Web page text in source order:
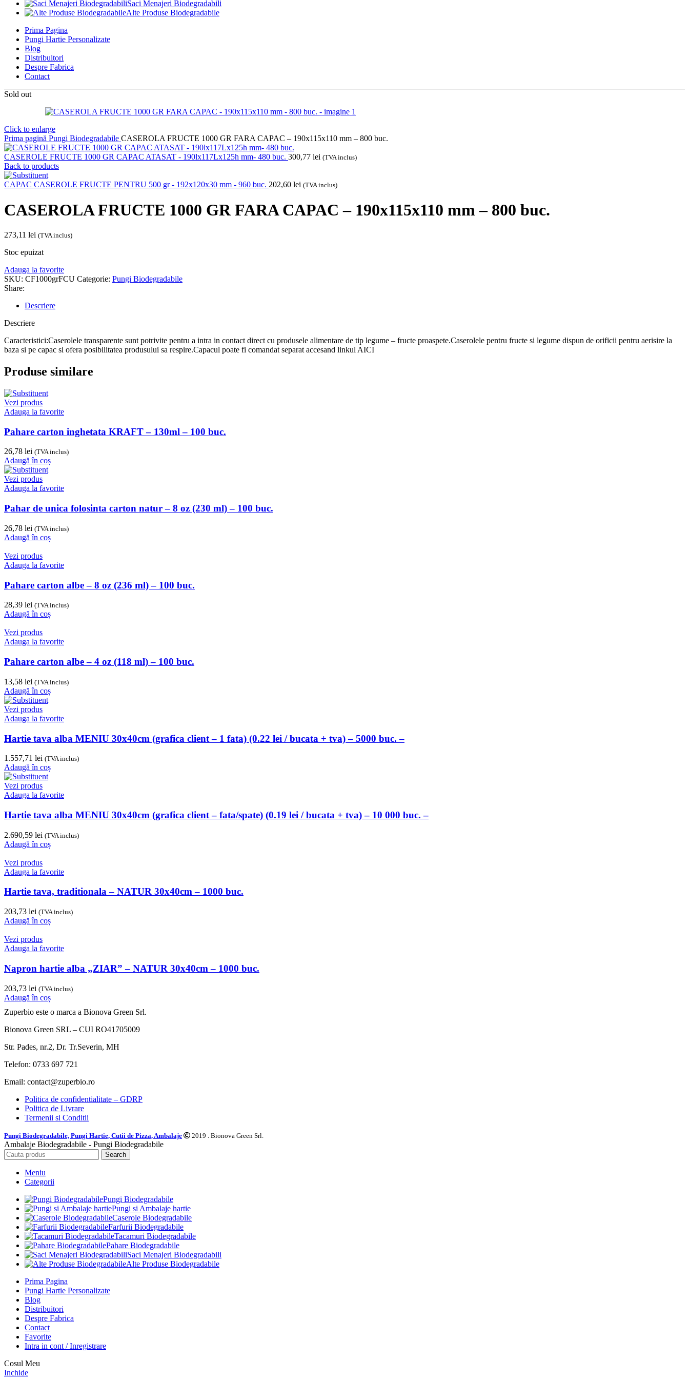
Saci Menajeri Biodegradabili
Alte Produse Biodegradabile
Prima Pagina
Pungi Hartie Personalizate
Blog
Distribuitori
Despre Fabrica
Contact
Sold out
Click to enlarge
Prima pagină Pungi Biodegradabile CASEROLA FRUCTE 1000 GR FARA CAPAC – 190x115x110 mm – 800 buc.
CASEROLE FRUCTE 1000 GR CAPAC ATASAT - 190lx117Lx125h mm- 480 buc. 300,77 lei (TVA inclus)
Back to products
CAPAC CASEROLE FRUCTE PENTRU 500 gr - 192х120х30 mm - 960 buc. 202,60 lei (TVA inclus)
CASEROLA FRUCTE 1000 GR FARA CAPAC – 190x115x110 mm – 800 buc.
273,11 lei (TVA inclus)
Stoc epuizat
Adauga la favorite
SKU: CF1000grFCU Categorie: Pungi Biodegradabile
Share:
Descriere
Descriere
Caracteristici:Caserolele transparente sunt potrivite pentru a intra in contact direct cu produsele alimentare de tip legume – fructe proaspete.Caserolele pentru fructe si legume dispun de orificii pentru aerisire la
baza si pe capac si ofera posibilitatea produsului sa respire.Capacul poate fi comandat separat accesand linkul AICI
Produse similare
Vezi produs
Adauga la favorite
Pahare carton inghetata KRAFT – 130ml – 100 buc.
26,78 lei (TVA inclus)
Adaugă în coș
Vezi produs
Adauga la favorite
Pahar de unica folosinta carton natur – 8 oz (230 ml) – 100 buc.
26,78 lei (TVA inclus)
Adaugă în coș
Vezi produs
Adauga la favorite
Pahare carton albe – 8 oz (236 ml) – 100 buc.
28,39 lei (TVA inclus)
Adaugă în coș
Vezi produs
Adauga la favorite
Pahare carton albe – 4 oz (118 ml) – 100 buc.
13,58 lei (TVA inclus)
Adaugă în coș
Vezi produs
Adauga la favorite
Hartie tava alba MENIU 30x40cm (grafica client – 1 fata) (0.22 lei / bucata + tva) – 5000 buc. –
1.557,71 lei (TVA inclus)
Adaugă în coș
Vezi produs
Adauga la favorite
Hartie tava alba MENIU 30x40cm (grafica client – fata/spate) (0.19 lei / bucata + tva) – 10 000 buc. –
2.690,59 lei (TVA inclus)
Adaugă în coș
Vezi produs
Adauga la favorite
Hartie tava, traditionala – NATUR 30x40cm – 1000 buc.
203,73 lei (TVA inclus)
Adaugă în coș
Vezi produs
Adauga la favorite
Napron hartie alba „ZIAR” – NATUR 30x40cm – 1000 buc.
203,73 lei (TVA inclus)
Adaugă în coș
Zuperbio este o marca a Bionova Green Srl.
Bionova Green SRL – CUI RO41705009
Str. Pades, nr.2, Dr. Tr.Severin, MH
Telefon: 0733 697 721
Email: contact@zuperbio.ro
Politica de confidentialitate – GDRP
Politica de Livrare
Termenii si Conditii
Pungi Biodegradabile, Pungi Hartie, Cutii de Pizza, Ambalaje 2019 . Bionova Green Srl.
Ambalaje Biodegradabile - Pungi Biodegradabile
Search
Meniu
Categorii
Pungi Biodegradabile
Pungi si Ambalaje hartie
Caserole Biodegradabile
Farfurii Biodegradabile
Tacamuri Biodegradabile
Pahare Biodegradabile
Saci Menajeri Biodegradabili
Alte Produse Biodegradabile
Prima Pagina
Pungi Hartie Personalizate
Blog
Distribuitori
Despre Fabrica
Contact
Favorite
Intra in cont / Inregistrare
Cosul Meu
Inchide